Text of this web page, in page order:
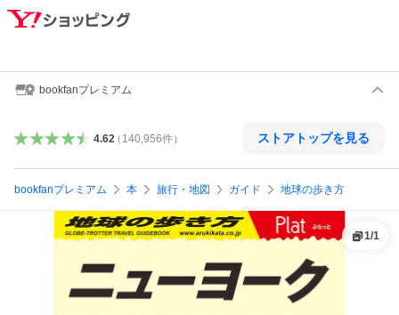
bookfanプレミアム
4.62（ 140,956件） ストアトップを見る
bookfanプレミアム 本 旅行・地図 ガイド 地球の歩き方
1/1